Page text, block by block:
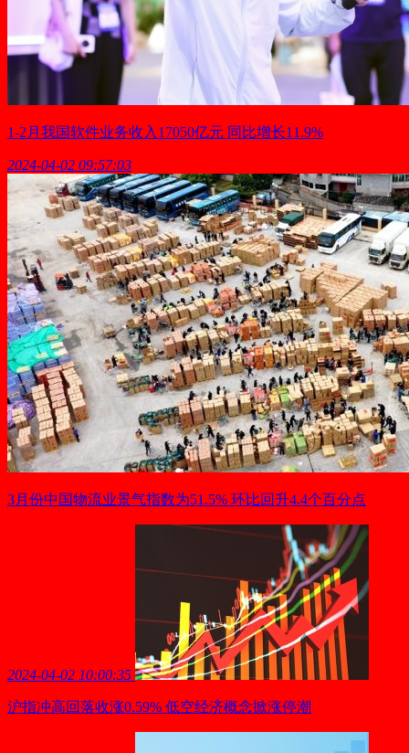
1-2月我国软件业务收入17050亿元 同比增长11.9%
2024-04-02 09:57:03
3月份中国物流业景气指数为51.5% 环比回升4.4个百分点
2024-04-02 10:00:35
沪指冲高回落收涨0.59% 低空经济概念掀涨停潮